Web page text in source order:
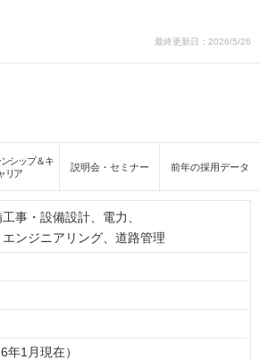
最終更新日：2026/5/26
シップ＆キ
リア
説明会・セミナー 前年の採用データ
工事・設備設計
電力
ンジニアリング
道路管理
年1月現在）